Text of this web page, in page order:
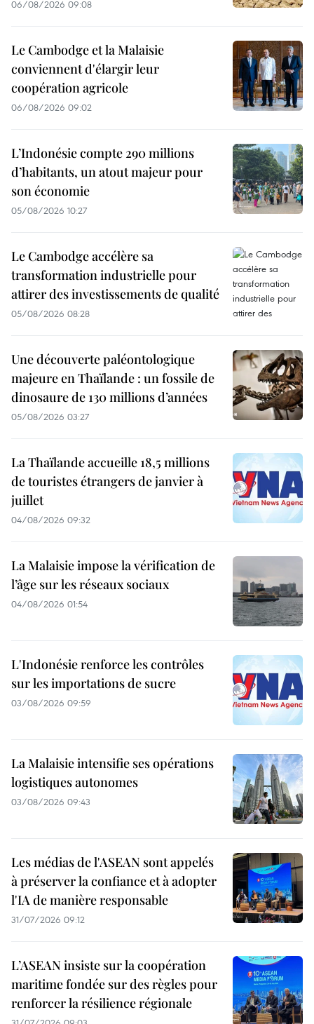
06/08/2026 09:08
Le Cambodge et la Malaisie
conviennent d'élargir leur
coopération agricole
06/08/2026 09:02
L’Indonésie compte 290 millions
d’habitants, un atout majeur pour
son économie
05/08/2026 10:27
Le Cambodge accélère sa
transformation industrielle pour
attirer des investissements de qualité
05/08/2026 08:28
Une découverte paléontologique
majeure en Thaïlande : un fossile de
dinosaure de 130 millions d’années
05/08/2026 03:27
La Thaïlande accueille 18,5 millions
de touristes étrangers de janvier à
juillet
04/08/2026 09:32
La Malaisie impose la vérification de
l’âge sur les réseaux sociaux
04/08/2026 01:54
L'Indonésie renforce les contrôles
sur les importations de sucre
03/08/2026 09:59
La Malaisie intensifie ses opérations
logistiques autonomes
03/08/2026 09:43
Les médias de l'ASEAN sont appelés
à préserver la confiance et à adopter
l'IA de manière responsable
31/07/2026 09:12
L’ASEAN insiste sur la coopération
maritime fondée sur des règles pour
renforcer la résilience régionale